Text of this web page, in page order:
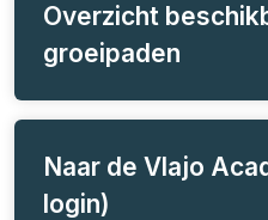
Overzicht
groeipaden
Naar de Vlajo
login)